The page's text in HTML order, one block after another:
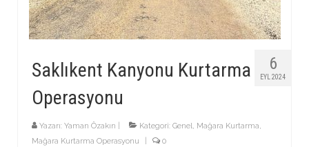
6
EYL 2024
Saklıkent Kanyonu Kurtarma
Operasyonu
Yazarı: Yaman Özakın Kategori: Genel, Mağara Kurtarma,
Mağara Kurtarma Operasyonu
0